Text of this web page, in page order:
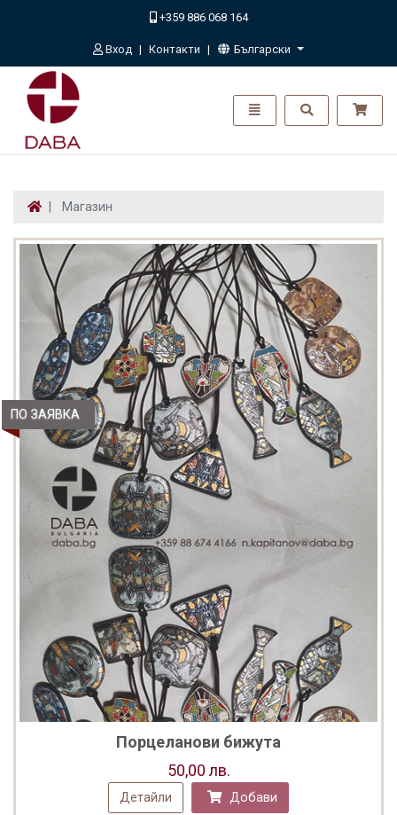
+359 886 068 164
Вход Контакти Български
Toggle navigation
Toggle search
Магазин
Порцеланови бижута
50,00 лв.
Детайли Добави
ПО ЗАЯВКА